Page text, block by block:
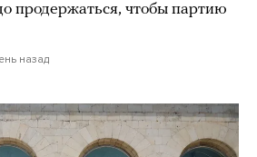
продержаться, чтобы партию
назад